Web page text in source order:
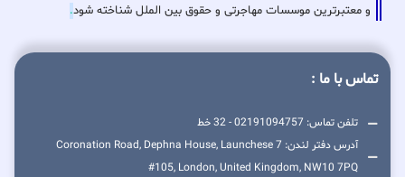
و معتبرترین موسسات مهاجرتی و حقوق بین الملل شناخته شود.
تماس با ما :
تلفن تماس: 02191094757 - 32 خط
آدرس دفتر لندن: 7 Coronation Road, Dephna House, Launchese
#105, London, United Kingdom, NW10 7PQ